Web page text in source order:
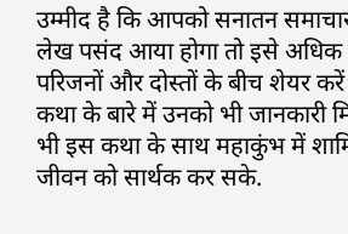
उम्मीद है कि आपको सनातन
लेख पसंद आया होगा तो इसे
परिजनों और दोस्तों के बीच शेयर
कथा के बारे में उनको भी
भी इस कथा के साथ महाकुंभ में
जीवन को सार्थक कर सके.